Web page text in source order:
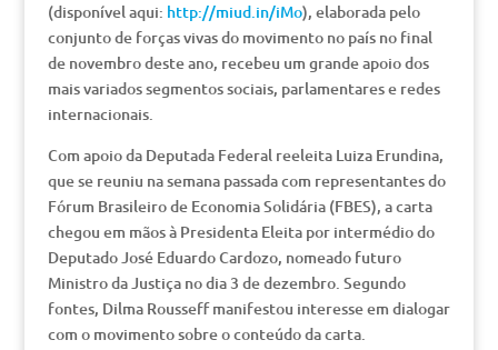
(disponível aqui: http://miud.in/iMo), elaborada pelo
conjunto de forças vivas do movimento no país no final
de novembro deste ano, recebeu um grande apoio dos
mais variados segmentos sociais, parlamentares e redes
internacionais.
Com apoio da Deputada Federal reeleita Luiza Erundina,
que se reuniu na semana passada com representantes do
Fórum Brasileiro de Economia Solidária (FBES), a carta
chegou em mãos à Presidenta Eleita por intermédio do
Deputado José Eduardo Cardozo, nomeado futuro
Ministro da Justiça no dia 3 de dezembro. Segundo
fontes, Dilma Rousseff manifestou interesse em dialogar
com o movimento sobre o conteúdo da carta.